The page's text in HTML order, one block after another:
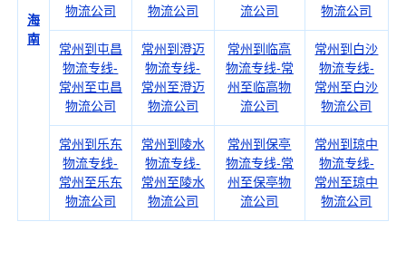
海
南
物流公司
物流公司
流公司
物流公司
常州到屯昌
物流专线-
常州至屯昌
物流公司
常州到澄迈
物流专线-
常州至澄迈
物流公司
常州到临高
物流专线-常
州至临高物
流公司
常州到白沙
物流专线-
常州至白沙
物流公司
常州到乐东
物流专线-
常州至乐东
物流公司
常州到陵水
物流专线-
常州至陵水
物流公司
常州到保亭
物流专线-常
州至保亭物
流公司
常州到琼中
物流专线-
常州至琼中
物流公司